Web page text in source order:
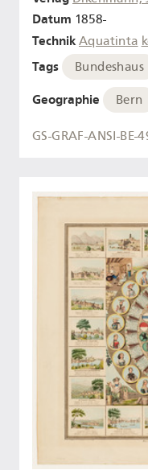
Datum 1858-
Technik Aquatinta
Tags Bundeshaus
Geographie Bern
GS-GRAF-ANSI-BE-